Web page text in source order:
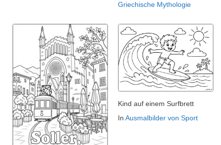
Griechische Mythologie
Kind auf einem Surfbrett
In Ausmalbilder von Sport